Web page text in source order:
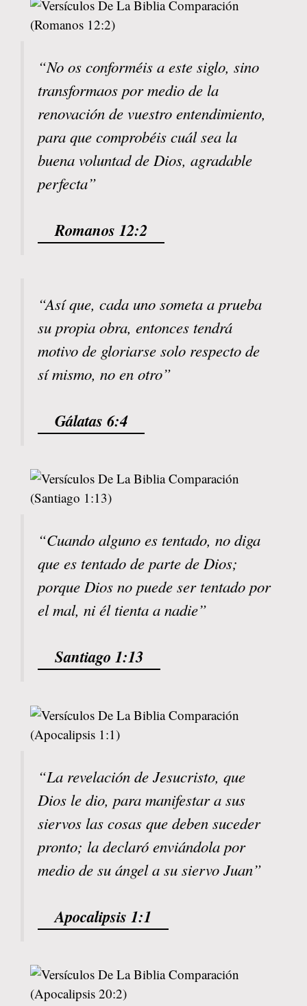
“No os conforméis a este siglo, sino
transformaos por medio de la
renovación de vuestro entendimiento,
para que comprobéis cuál sea la
buena voluntad de Dios, agradable
perfecta”
Romanos 12:2
“Así que, cada uno someta a prueba
su propia obra, entonces tendrá
motivo de gloriarse solo respecto de
sí mismo, no en otro”
Gálatas 6:4
“Cuando alguno es tentado, no diga
que es tentado de parte de Dios;
porque Dios no puede ser tentado por
el mal, ni él tienta a nadie”
Santiago 1:13
“La revelación de Jesucristo, que
Dios le dio, para manifestar a sus
siervos las cosas que deben suceder
pronto; la declaró enviándola por
medio de su ángel a su siervo Juan”
Apocalipsis 1:1